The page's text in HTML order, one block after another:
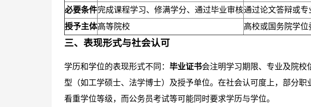
必要条件完成课程学习、修满学分、通过毕业审核通过论文答辩或
授予主体高等院校 高校或国务院学
三、表现形式与社会认可
学历和学位的表现形式不同： 毕业证书会注明学习期限、专业及院校
型（如工学硕士、法学博士）及授予单位。在社会认可度上，部分职
看重学位等级，而公务员考试等可能同时要求学历与学位。